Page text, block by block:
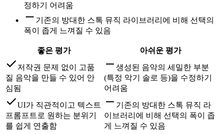
정하기 어려움
기존의 방대한 스톡 뮤직 라이브러리에 비해 선택의
폭이 좁게 느껴질 수 있음
좋은 평가
아쉬운 평가
저작권 문제 없이 고품
질 음악을 만들 수 있어 안
심됨
생성된 음악의 세밀한 부분
(특정 악기 솔로 등)을 수정하기
어려움
UI가 직관적이고 텍스트
프롬프트로 원하는 분위기
를 쉽게 연출함
기존의 방대한 스톡 뮤직 라
이브러리에 비해 선택의 폭이 좁
게 느껴질 수 있음